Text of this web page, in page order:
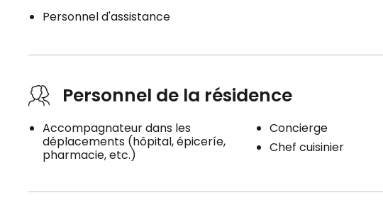
Personnel d'assistance
Personnel de la résidence
Accompagnateur dans les
déplacements (hôpital, épiceríe,
pharmacie, etc.)
Concierge
Chef cuisinier